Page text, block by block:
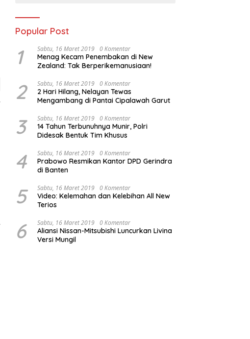
Popular Post
1 Sabtu, 16 Maret 2019 0 Komentar
Menag Kecam Penembakan di New
Zealand: Tak Berperikemanusiaan!
2 Sabtu, 16 Maret 2019 0 Komentar
2 Hari Hilang, Nelayan Tewas
Mengambang di Pantai Cipalawah Garut
3 Sabtu, 16 Maret 2019 0 Komentar
14 Tahun Terbunuhnya Munir, Polri
Didesak Bentuk Tim Khusus
4 Sabtu, 16 Maret 2019 0 Komentar
Prabowo Resmikan Kantor DPD Gerindra
di Banten
5 Sabtu, 16 Maret 2019 0 Komentar
Video: Kelemahan dan Kelebihan All New
Terios
6 Sabtu, 16 Maret 2019 0 Komentar
Aliansi Nissan-Mitsubishi Luncurkan Livina
Versi Mungil